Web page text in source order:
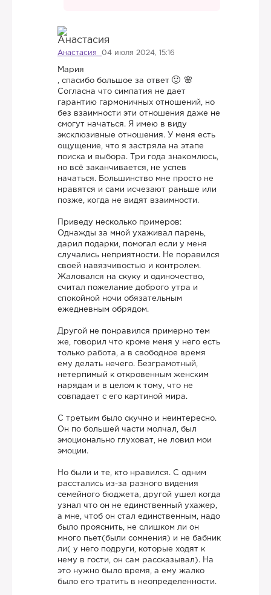
Анастасия 04 июля 2024, 15:16
Мария
, спасибо большое за ответ
Согласна что симпатия не дает
гарантию гармоничных отношений, но
без взаимности эти отношения даже не
смогут начаться. Я имею в виду
эксклюзивные отношения. У меня есть
ощущение, что я застряла на этапе
поиска и выбора. Три года знакомлюсь,
но всё заканчивается, не успев
начаться. Большинство мне просто не
нравятся и сами исчезают раньше или
позже, когда не видят взаимности.
Приведу несколько примеров:
Однажды за мной ухаживал парень,
дарил подарки, помогал если у меня
случались неприятности. Не поравился
своей навязчивостью и контролем.
Жаловался на скуку и одиночество,
считал пожелание доброго утра и
спокойной ночи обязательным
ежедневным обрядом.
Другой не понравился примерно тем
же, говорил что кроме меня у него есть
только работа, а в свободное время
ему делать нечего. Безграмотный,
нетерпимый к откровенным женским
нарядам и в целом к тому, что не
совпадает с его картиной мира.
С третьим было скучно и неинтересно.
Он по большей части молчал, был
эмоционально глуховат, не ловил мои
эмоции.
Но были и те, кто нравился. С одним
расстались из-за разного видения
семейного бюджета, другой ушел когда
узнал что он не единственный ухажер,
а мне, чтоб он стал единственным, надо
было прояснить, не слишком ли он
много пьет(были сомнения) и не бабник
ли( у него подруги, которые ходят к
нему в гости, он сам рассказывал). На
это нужно было время, а ему жалко
было его тратить в неопределенности.